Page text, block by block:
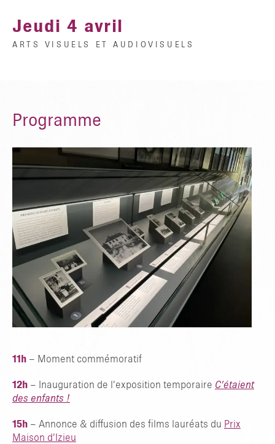
Jeudi 4 avril
ARTS VISUELS ET AUDIOVISUELS
Programme
11h – Moment commémoratif
12h – Inauguration de l’exposition temporaire C’étaient
des enfants !
15h – Annonce & diffusion des films lauréats du Prix
Maison d’Izieu